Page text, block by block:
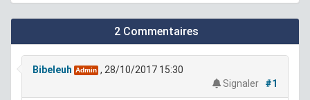
2 Commentaires
Bibeleuh Admin , 28/10/2017 15:30
Signaler
#1